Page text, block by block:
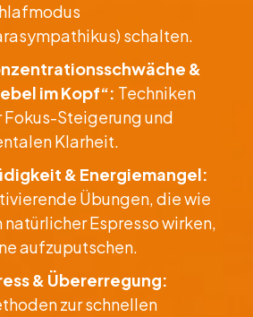
schalten.
&
im Kopf“: Techniken
Fokus-Steigerung und
Klarheit.
& Energiemangel:
Übungen, die wie
natürlicher Espresso wirken,
aufzuputschen.
& Übererregung:
zur schnellen